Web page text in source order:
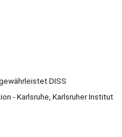
DISS
- Karlsruhe, Karlsruher Institut